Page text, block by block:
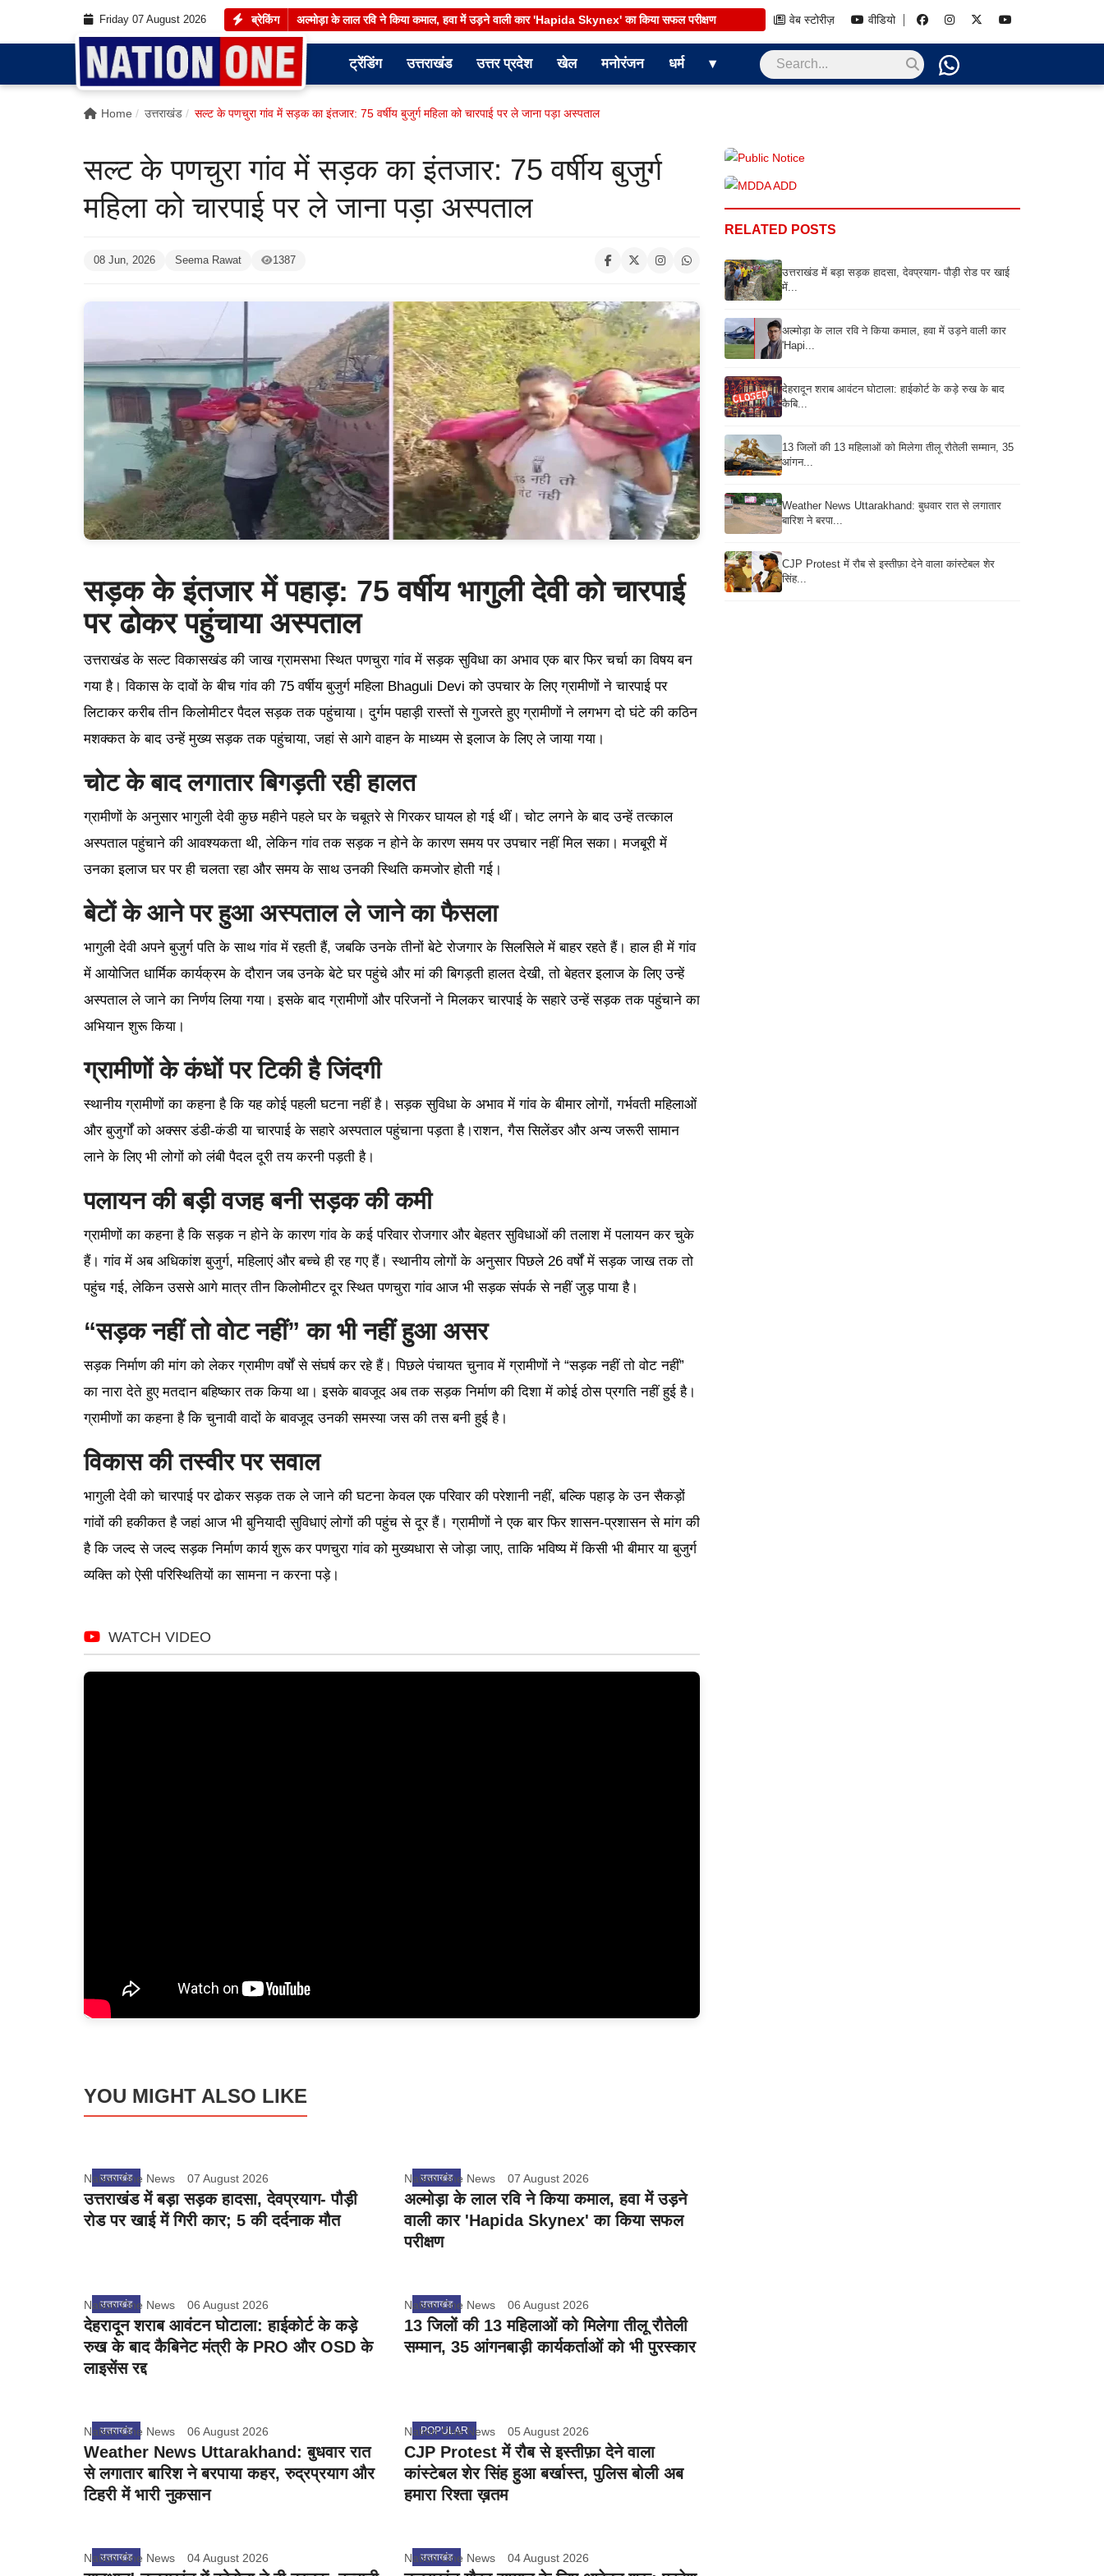
Friday 07 August 2026 ब्रेकिंग अल्मोड़ा के लाल रवि ने किया कमाल, हवा में उड़ने वाली कार 'Hapida Skynex' का किया सफल परीक्षण वेब स्टोरीज़ वीडियो
ट्रेंडिंग उत्तराखंड उत्तर प्रदेश खेल मनोरंजन धर्म ▾
Home उत्तराखंड सल्ट के पणचुरा गांव में सड़क का इंतजार: 75 वर्षीय बुजुर्ग महिला को चारपाई पर ले जाना पड़ा अस्पताल
सल्ट के पणचुरा गांव में सड़क का इंतजार: 75 वर्षीय बुजुर्ग
महिला को चारपाई पर ले जाना पड़ा अस्पताल
08 Jun, 2026 Seema Rawat 1387
सड़क के इंतजार में पहाड़: 75 वर्षीय भागुली देवी को चारपाई
पर ढोकर पहुंचाया अस्पताल
उत्तराखंड के सल्ट विकासखंड की जाख ग्रामसभा स्थित पणचुरा गांव में सड़क सुविधा का अभाव एक बार फिर चर्चा का विषय बन
गया है। विकास के दावों के बीच गांव की 75 वर्षीय बुजुर्ग महिला Bhaguli Devi को उपचार के लिए ग्रामीणों ने चारपाई पर
लिटाकर करीब तीन किलोमीटर पैदल सड़क तक पहुंचाया। दुर्गम पहाड़ी रास्तों से गुजरते हुए ग्रामीणों ने लगभग दो घंटे की कठिन
मशक्कत के बाद उन्हें मुख्य सड़क तक पहुंचाया, जहां से आगे वाहन के माध्यम से इलाज के लिए ले जाया गया।
चोट के बाद लगातार बिगड़ती रही हालत
ग्रामीणों के अनुसार भागुली देवी कुछ महीने पहले घर के चबूतरे से गिरकर घायल हो गई थीं। चोट लगने के बाद उन्हें तत्काल
अस्पताल पहुंचाने की आवश्यकता थी, लेकिन गांव तक सड़क न होने के कारण समय पर उपचार नहीं मिल सका। मजबूरी में
उनका इलाज घर पर ही चलता रहा और समय के साथ उनकी स्थिति कमजोर होती गई।
बेटों के आने पर हुआ अस्पताल ले जाने का फैसला
भागुली देवी अपने बुजुर्ग पति के साथ गांव में रहती हैं, जबकि उनके तीनों बेटे रोजगार के सिलसिले में बाहर रहते हैं। हाल ही में गांव
में आयोजित धार्मिक कार्यक्रम के दौरान जब उनके बेटे घर पहुंचे और मां की बिगड़ती हालत देखी, तो बेहतर इलाज के लिए उन्हें
अस्पताल ले जाने का निर्णय लिया गया। इसके बाद ग्रामीणों और परिजनों ने मिलकर चारपाई के सहारे उन्हें सड़क तक पहुंचाने का
अभियान शुरू किया।
ग्रामीणों के कंधों पर टिकी है जिंदगी
स्थानीय ग्रामीणों का कहना है कि यह कोई पहली घटना नहीं है। सड़क सुविधा के अभाव में गांव के बीमार लोगों, गर्भवती महिलाओं
और बुजुर्गों को अक्सर डंडी-कंडी या चारपाई के सहारे अस्पताल पहुंचाना पड़ता है।राशन, गैस सिलेंडर और अन्य जरूरी सामान
लाने के लिए भी लोगों को लंबी पैदल दूरी तय करनी पड़ती है।
पलायन की बड़ी वजह बनी सड़क की कमी
ग्रामीणों का कहना है कि सड़क न होने के कारण गांव के कई परिवार रोजगार और बेहतर सुविधाओं की तलाश में पलायन कर चुके
हैं। गांव में अब अधिकांश बुजुर्ग, महिलाएं और बच्चे ही रह गए हैं। स्थानीय लोगों के अनुसार पिछले 26 वर्षों में सड़क जाख तक तो
पहुंच गई, लेकिन उससे आगे मात्र तीन किलोमीटर दूर स्थित पणचुरा गांव आज भी सड़क संपर्क से नहीं जुड़ पाया है।
“सड़क नहीं तो वोट नहीं” का भी नहीं हुआ असर
सड़क निर्माण की मांग को लेकर ग्रामीण वर्षों से संघर्ष कर रहे हैं। पिछले पंचायत चुनाव में ग्रामीणों ने “सड़क नहीं तो वोट नहीं”
का नारा देते हुए मतदान बहिष्कार तक किया था। इसके बावजूद अब तक सड़क निर्माण की दिशा में कोई ठोस प्रगति नहीं हुई है।
ग्रामीणों का कहना है कि चुनावी वादों के बावजूद उनकी समस्या जस की तस बनी हुई है।
विकास की तस्वीर पर सवाल
भागुली देवी को चारपाई पर ढोकर सड़क तक ले जाने की घटना केवल एक परिवार की परेशानी नहीं, बल्कि पहाड़ के उन सैकड़ों
गांवों की हकीकत है जहां आज भी बुनियादी सुविधाएं लोगों की पहुंच से दूर हैं। ग्रामीणों ने एक बार फिर शासन-प्रशासन से मांग की
है कि जल्द से जल्द सड़क निर्माण कार्य शुरू कर पणचुरा गांव को मुख्यधारा से जोड़ा जाए, ताकि भविष्य में किसी भी बीमार या बुजुर्ग
व्यक्ति को ऐसी परिस्थितियों का सामना न करना पड़े।
WATCH VIDEO
YOU MIGHT ALSO LIKE
उत्तराखंड
Nation One News 07 August 2026
उत्तराखंड में बड़ा सड़क हादसा, देवप्रयाग- पौड़ी
रोड पर खाई में गिरी कार; 5 की दर्दनाक मौत
उत्तराखंड
Nation One News 07 August 2026
अल्मोड़ा के लाल रवि ने किया कमाल, हवा में उड़ने
वाली कार 'Hapida Skynex' का किया सफल
परीक्षण
उत्तराखंड
Nation One News 06 August 2026
देहरादून शराब आवंटन घोटाला: हाईकोर्ट के कड़े
रुख के बाद कैबिनेट मंत्री के PRO और OSD के
लाइसेंस रद्द
उत्तराखंड
Nation One News 06 August 2026
13 जिलों की 13 महिलाओं को मिलेगा तीलू रौतेली
सम्मान, 35 आंगनबाड़ी कार्यकर्ताओं को भी पुरस्कार
उत्तराखंड
Nation One News 06 August 2026
Weather News Uttarakhand: बुधवार रात
से लगातार बारिश ने बरपाया कहर, रुद्रप्रयाग और
टिहरी में भारी नुकसान
POPULAR
Nation One News 05 August 2026
CJP Protest में रौब से इस्तीफ़ा देने वाला
कांस्टेबल शेर सिंह हुआ बर्खास्त, पुलिस बोली अब
हमारा रिश्ता ख़तम
उत्तराखंड
Nation One News 04 August 2026 उत्तराखंड
Nation One News 04 August 2026
RELATED POSTS
उत्तराखंड में बड़ा सड़क हादसा, देवप्रयाग- पौड़ी रोड पर खाई
में...
अल्मोड़ा के लाल रवि ने किया कमाल, हवा में उड़ने वाली कार
'Hapi...
देहरादून शराब आवंटन घोटाला: हाईकोर्ट के कड़े रुख के बाद
कैबि...
13 जिलों की 13 महिलाओं को मिलेगा तीलू रौतेली सम्मान, 35
आंगन...
Weather News Uttarakhand: बुधवार रात से लगातार
बारिश ने बरपा...
CJP Protest में रौब से इस्तीफ़ा देने वाला कांस्टेबल शेर
सिंह...